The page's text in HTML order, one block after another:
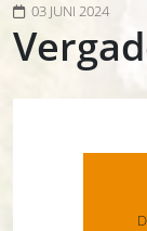
03 JUNI 2024